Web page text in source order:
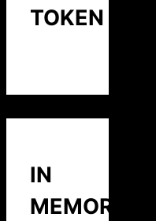
TOKEN
IN
MEMORY